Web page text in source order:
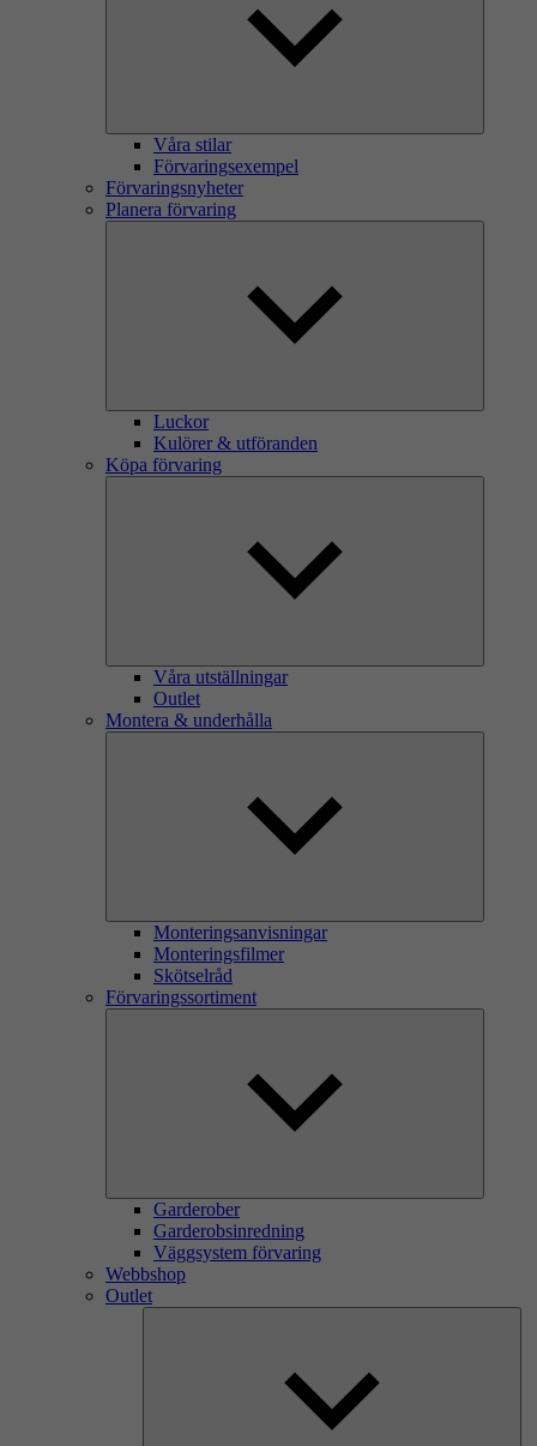
Våra stilar
Förvaringsexempel
Förvaringsnyheter
Planera förvaring
Luckor
Kulörer & utföranden
Köpa förvaring
Våra utställningar
Outlet
Montera & underhålla
Monteringsanvisningar
Monteringsfilmer
Skötselråd
Förvaringssortiment
Garderober
Garderobsinredning
Väggsystem förvaring
Webbshop
Outlet